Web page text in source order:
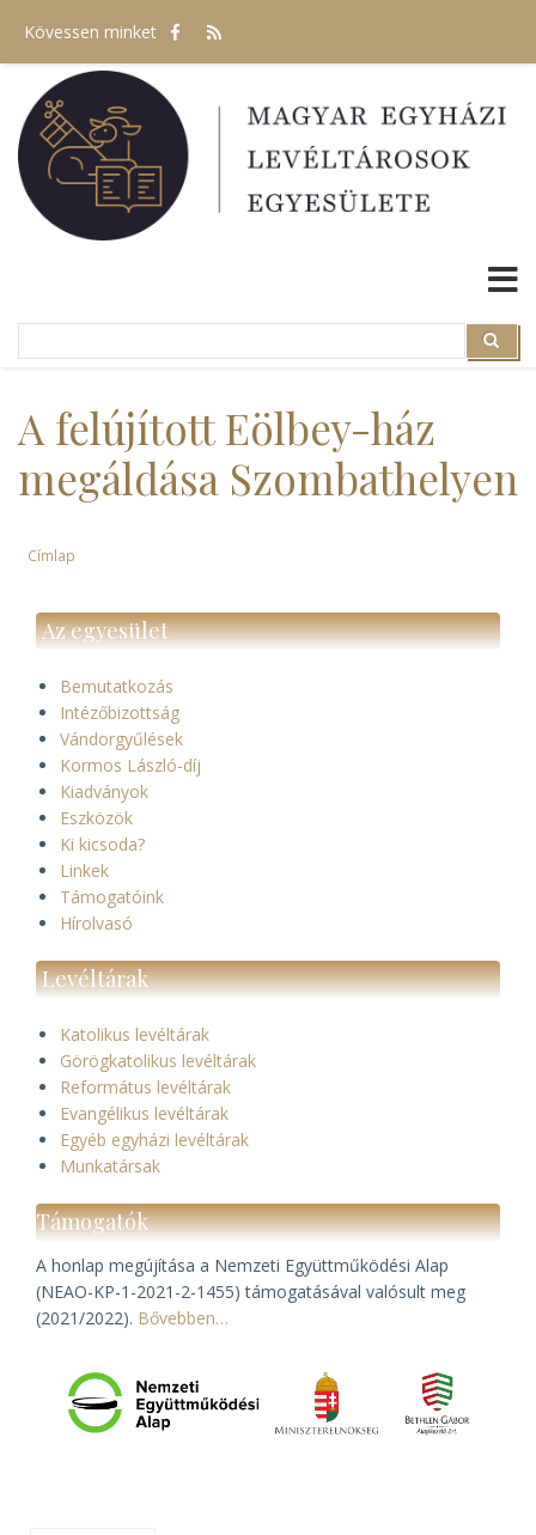
tartalomra
Kövessen minket
Search
A felújított Eölbey-ház
megáldása Szombathelyen
Morzsa
Címlap
Az egyesület
Bemutatkozás
Intézőbizottság
Vándorgyűlések
Kormos László-díj
Kiadványok
Eszközök
Ki kicsoda?
Linkek
Támogatóink
Hírolvasó
Levéltárak
Katolikus levéltárak
Görögkatolikus levéltárak
Református levéltárak
Evangélikus levéltárak
Egyéb egyházi levéltárak
Munkatársak
Támogatók
A honlap megújítása a Nemzeti Együttműködési Alap
(NEAO-KP-1-2021-2-1455) támogatásával valósult meg
(2021/2022). Bővebben…